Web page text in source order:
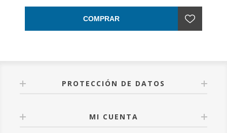
COMPRAR
PROTECCIÓN DE DATOS
MI CUENTA